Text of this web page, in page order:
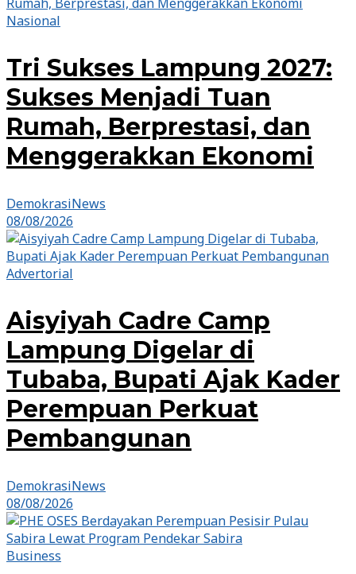
Nasional
Tri Sukses Lampung 2027:
Sukses Menjadi Tuan
Rumah, Berprestasi, dan
Menggerakkan Ekonomi
DemokrasiNews
08/08/2026
Advertorial
Aisyiyah Cadre Camp
Lampung Digelar di
Tubaba, Bupati Ajak Kader
Perempuan Perkuat
Pembangunan
DemokrasiNews
08/08/2026
Business